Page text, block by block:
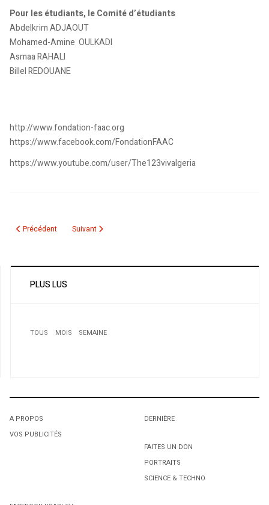
Pour les étudiants, le Comité d’étudiants
Abdelkrim ADJAOUT
Mohamed-Amine OULKADI
Asmaa RAHALI
Billel REDOUANE
http://www.fondation-faac.org
https://www.facebook.com/FondationFAAC
https://www.youtube.com/user/The123vivalgeria
Article précédent : Baptisée Maghreb-24: Le Canada crée “sa” télé au
Précédent Article suivant : Québec- le projet de « charte des valeurs
Suivant
PLUS LUS
TOUS MOIS SEMAINE
Hommage à l'ancien premier ministre du Québec - Un
boulevard Robert-Bourassa au centre-ville de Montréal
L'octroi accidentel du Gant Court.
L'octroi accidentel du Gant Court.
A PROPOS
VOS PUBLICITÉS
DERNIÈRE
FAITES UN DON
PORTRAITS
SCIENCE & TECHNO